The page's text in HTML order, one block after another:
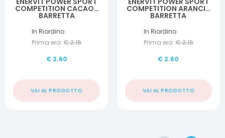
COMPETITION CACAO 1
BARRETTA
In Riordino
Prima era: €2.16
€ 2.60
VAI AL PRODOTTO
COMPETITION ARANCIA
BARRETTA
In Riordino
Prima era: €2.16
€ 2.60
VAI AL PRODOTTO